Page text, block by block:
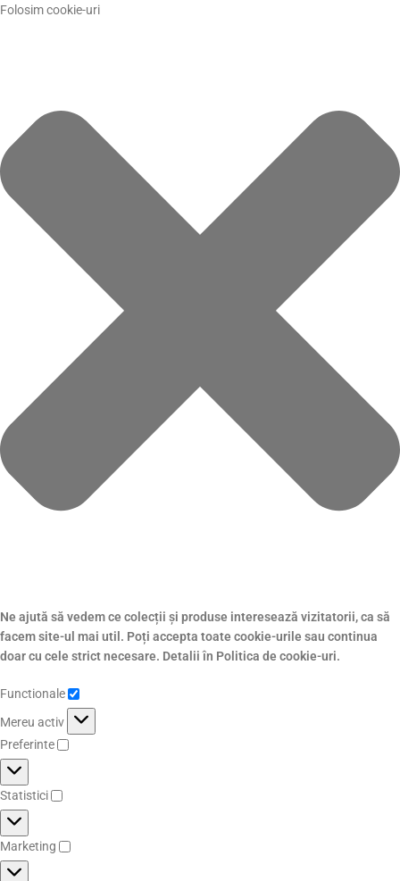
Folosim cookie-uri
Ne ajută să vedem ce colecții și produse interesează vizitatorii, ca să
facem site-ul mai util. Poți accepta toate cookie-urile sau continua
doar cu cele strict necesare. Detalii în Politica de cookie-uri.
Functionale
Mereu activ
Preferinte
Statistici
Marketing